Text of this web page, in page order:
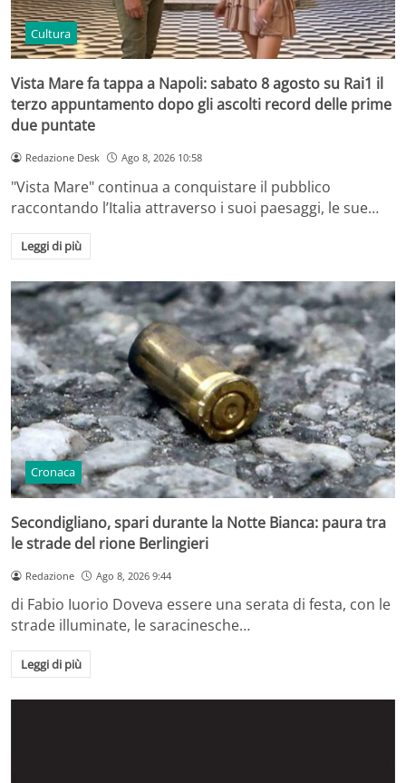
Cultura
Vista Mare fa tappa a Napoli: sabato 8 agosto su Rai1 il
terzo appuntamento dopo gli ascolti record delle prime
due puntate
Redazione Desk Ago 8, 2026 10:58
"Vista Mare" continua a conquistare il pubblico
raccontando l’Italia attraverso i suoi paesaggi, le sue…
Leggi di più
Cronaca
Secondigliano, spari durante la Notte Bianca: paura tra
le strade del rione Berlingieri
Redazione Ago 8, 2026 9:44
di Fabio Iuorio Doveva essere una serata di festa, con le
strade illuminate, le saracinesche…
Leggi di più